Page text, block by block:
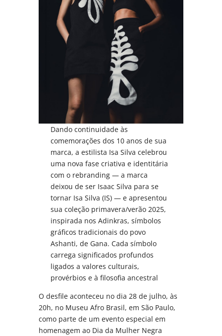
Dando continuidade às
comemorações dos 10 anos de sua
marca, a estilista Isa Silva celebrou
uma nova fase criativa e identitária
com o rebranding — a marca
deixou de ser Isaac Silva para se
tornar Isa Silva (IS) — e apresentou
sua coleção primavera/verão 2025,
inspirada nos Adinkras, símbolos
gráficos tradicionais do povo
Ashanti, de Gana. Cada símbolo
carrega significados profundos
ligados a valores culturais,
provérbios e à filosofia ancestral
O desfile aconteceu no dia 28 de julho, às
20h, no Museu Afro Brasil, em São Paulo,
como parte de um evento especial em
homenagem ao Dia da Mulher Negra